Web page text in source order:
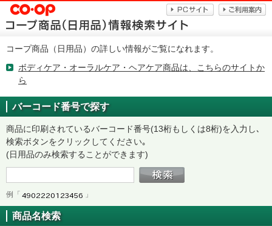
コープ商品（日用品）の詳しい情報がご覧になれます。
ボディケア・オーラルケア・ヘアケア商品は、こちらのサイトか
ら
バーコード番号で探す
商品に印刷されているバーコード番号(13桁もしくは8桁)を入力し､
検索ボタンをクリックしてください｡
(日用品のみ検索することができます)
例「 」
商品名検索